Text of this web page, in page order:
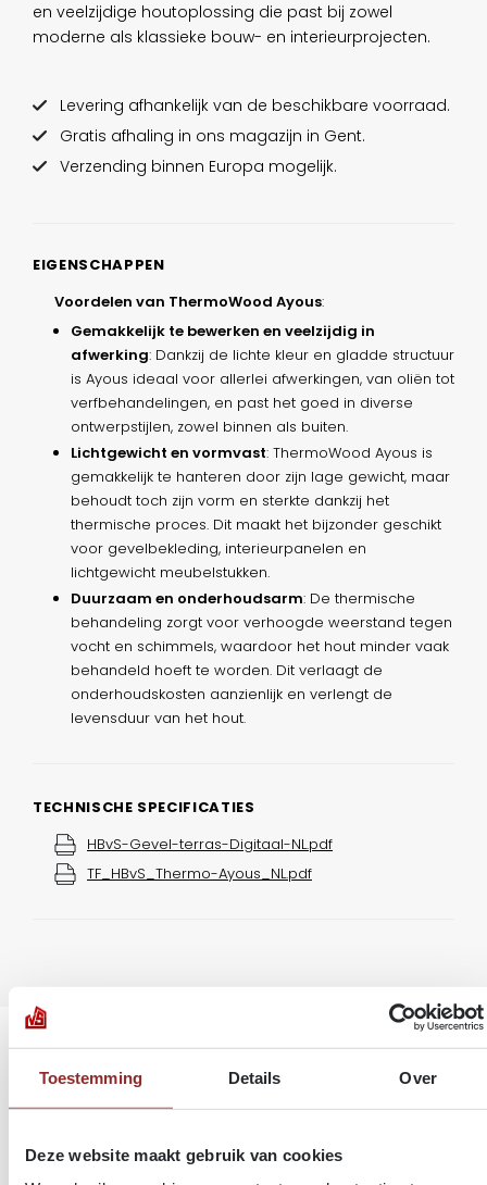
Toestemming Details Over
Deze website maakt gebruik van cookies
en veelzijdige houtoplossing die past bij zowel
moderne als klassieke bouw- en interieurprojecten.
Levering afhankelijk van de beschikbare voorraad.
Gratis afhaling in ons magazijn in Gent.
Verzending binnen Europa mogelijk.
EIGENSCHAPPEN
Voordelen van ThermoWood Ayous:
Gemakkelijk te bewerken en veelzijdig in
afwerking: Dankzij de lichte kleur en gladde structuur
is Ayous ideaal voor allerlei afwerkingen, van oliën tot
verfbehandelingen, en past het goed in diverse
ontwerpstijlen, zowel binnen als buiten.
Lichtgewicht en vormvast: ThermoWood Ayous is
gemakkelijk te hanteren door zijn lage gewicht, maar
behoudt toch zijn vorm en sterkte dankzij het
thermische proces. Dit maakt het bijzonder geschikt
voor gevelbekleding, interieurpanelen en
lichtgewicht meubelstukken.
Duurzaam en onderhoudsarm: De thermische
behandeling zorgt voor verhoogde weerstand tegen
vocht en schimmels, waardoor het hout minder vaak
behandeld hoeft te worden. Dit verlaagt de
onderhoudskosten aanzienlijk en verlengt de
levensduur van het hout.
TECHNISCHE SPECIFICATIES
HBvS-Gevel-terras-Digitaal-NL.pdf
TF_HBvS_Thermo-Ayous_NL.pdf
Realisaties